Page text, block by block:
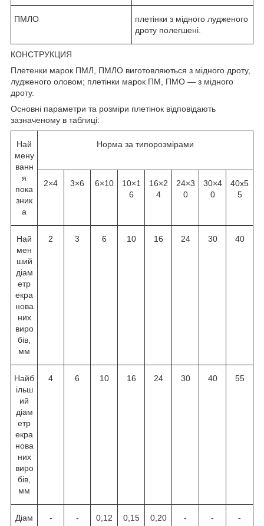
ПМЛО
плетінки з мідного лудженого
дроту полегшені.
КОНСТРУКЦИЯ
Плетенки марок ПМЛ, ПМЛО виготовляються з мідного дроту,
лудженого оловом; плетінки марок ПМ, ПМО — з мідного
дроту.
Основні параметри та розміри плетінок відповідають
зазначеному в таблиці:
Най
мену
ванн
я
пока
зник
а
Норма за типорозмірами
2×4 3×6 6×10
10×1
6
16×2
4
24×3
0
30×4
0
40х5
5
Най
мен
ший
діам
етр
екра
нова
них
виро
бів,
мм
2 3 6 10 16 24 30 40
Найб
ільш
ий
діам
етр
екра
нова
них
виро
бів,
мм
4 6 10 16 24 30 40 55
Діам
- - 0,12 0,15 0,20 - - -